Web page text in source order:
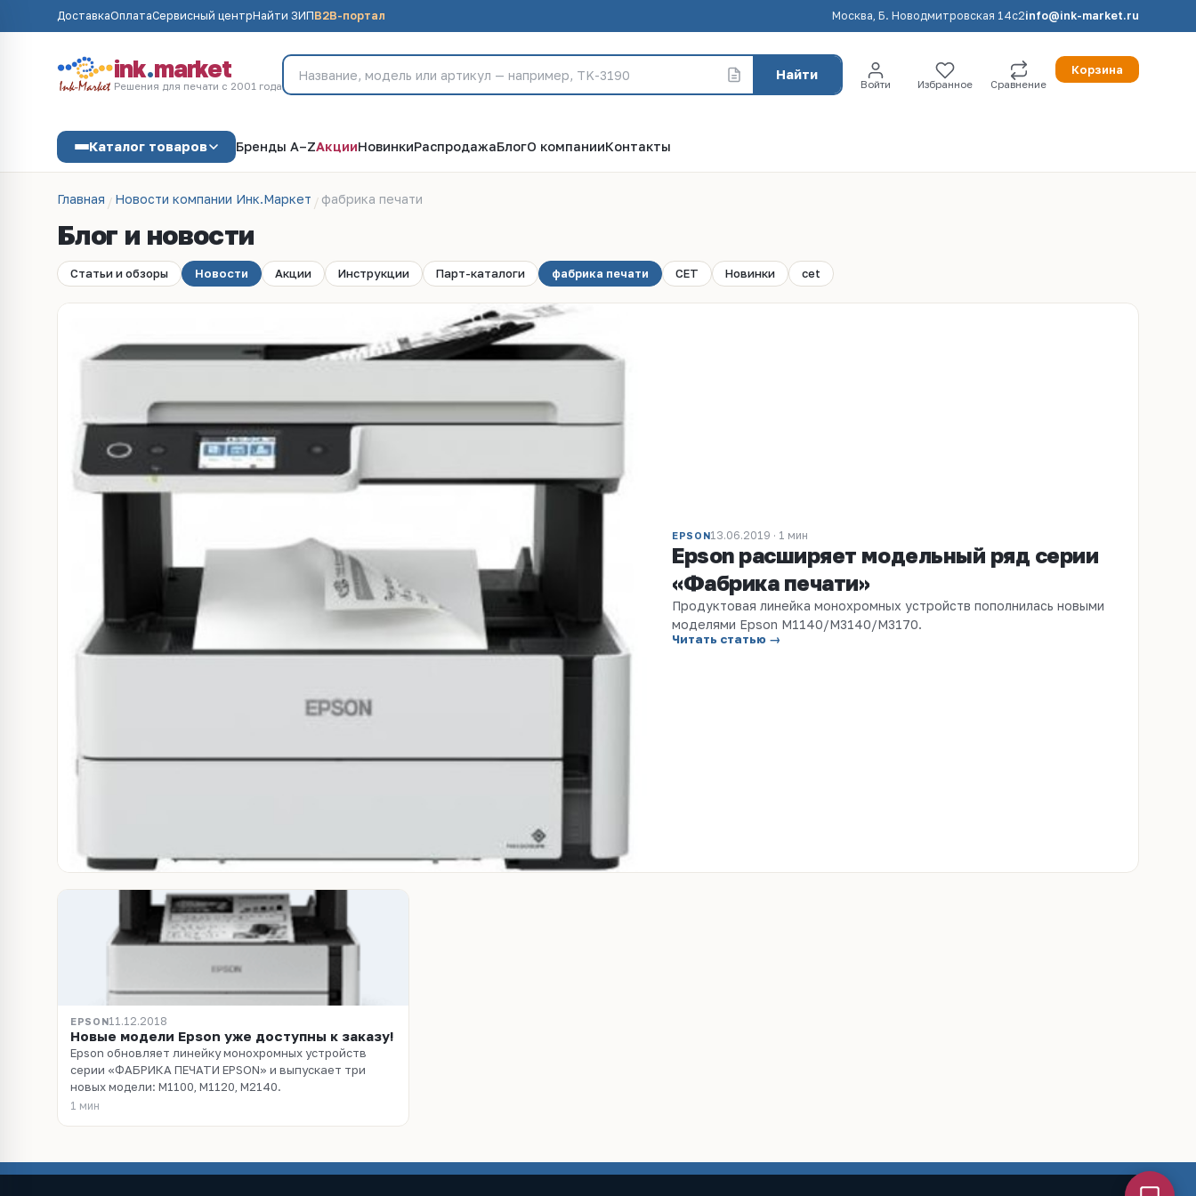
ДоставкаОплатаСервисный центрНайти ЗИПB2B-портал Москва, Б. Новодмитровская 14с2info@ink-market.ru
ink.market
Решения для печати с 2001 года
Найти
Войти Избранное Сравнение
Корзина
Каталог товаров Бренды A–ZАкцииНовинкиРаспродажаБлогО компанииКонтакты
Главная Новости компании Инк.Маркет фабрика печати
Блог и новости
Статьи и обзоры Новости Акции Инструкции Парт-каталоги фабрика печати CET Новинки cet
EPSON13.06.2019 · 1 мин
Epson расширяет модельный ряд серии
«Фабрика печати»
Продуктовая линейка монохромных устройств пополнилась новыми
моделями Epson М1140/М3140/М3170.
Читать статью →
EPSON11.12.2018
Новые модели Epson уже доступны к заказу!
Epson обновляет линейку монохромных устройств
серии «ФАБРИКА ПЕЧАТИ EPSON» и выпускает три
новых модели: M1100, M1120, M2140.
1 мин